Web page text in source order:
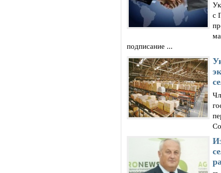
с
подписание ...